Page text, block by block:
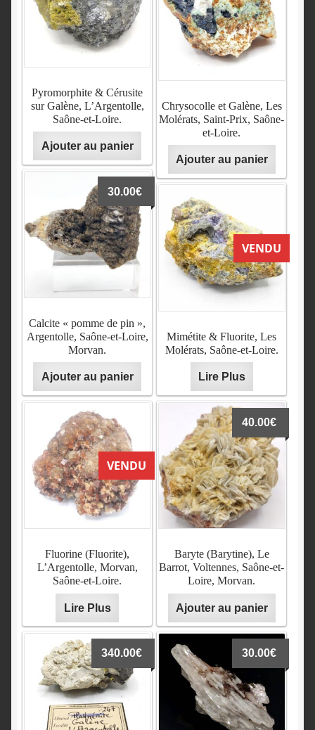
Pyromorphite & Cérusite
sur Galène, L’Argentolle,
Saône-et-Loire.
Ajouter au panier
Chrysocolle et Galène, Les
Molérats, Saint-Prix, Saône-
et-Loire.
Ajouter au panier
Calcite « pomme de pin »,
Argentolle, Saône-et-Loire,
Morvan.
30.00€
Ajouter au panier
VENDU
Mimétite & Fluorite, Les
Molérats, Saône-et-Loire.
Lire Plus
VENDU
Fluorine (Fluorite),
L’Argentolle, Morvan,
Saône-et-Loire.
Lire Plus
Baryte (Barytine), Le
Barrot, Voltennes, Saône-et-
Loire, Morvan.
40.00€
Ajouter au panier
340.00€ 30.00€